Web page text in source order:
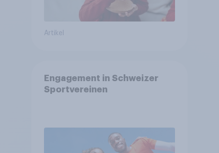
Artikel
Engagement in Schweizer
Sportvereinen